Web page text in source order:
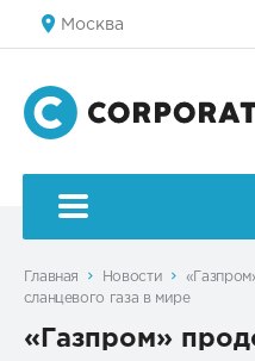
Москва
Главная Новости
сланцевого газа в мире
«Газпром»